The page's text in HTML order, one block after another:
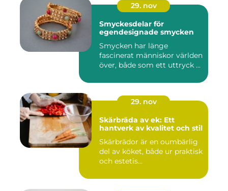
29. nov
Smyckesdelar för
egendesignade smycken
Smycken har länge
fascinerat människor världen
över, både som ett uttryck ...
29. nov
Skärbräda av ek: Ett
hantverk av kvalitet och stil
Skärbrädor är en oumbärlig
del av köket, både ur praktisk
och estetis...